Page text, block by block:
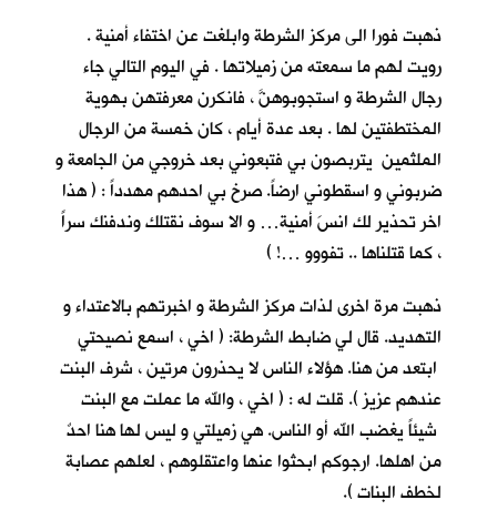
ذهبت فورا الى مركز الشرطة وابلغت عن اختفاء أمنية .
رويت لهم ما سمعته من زميلاتها . في اليوم التالي جاء
رجال الشرطة و استجوبوهنَّ ، فانكرن معرفتهن بهوية
المختطفتين لها . بعد عدة أيام ، كان خمسة من الرجال
الملثمين يتربصون بي فتبعوني بعد خروجي من الجامعة و
ضربوني و اسقطوني ارضاً. صرخ بي احدهم مهدداً : ( هذا
اخر تحذير لك انسَ أمنية… و الا سوف نقتلك وندفنك سراً
، كما قتلناها .. تفووو …! )
ذهبت مرة اخرى لذات مركز الشرطة و اخبرتهم بالاعتداء و
التهديد. قال لي ضابط الشرطة: ( اخي ، اسمع نصيحتي
ابتعد من هنا. هؤلاء الناس لا يحذرون مرتين ، شرف البنت
عندهم عزيز ). قلت له : ( اخي ، والله ما عملت مع البنت
شيئاً يغضب الله أو الناس. هي زميلتي و ليس لها هنا احدٌ
من اهلها. ارجوكم ابحثوا عنها واعتقلوهم ، لعلهم عصابة
لخطف البنات ).